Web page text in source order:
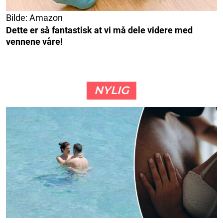
Bilde: Amazon
Dette er så fantastisk at vi må dele videre med
vennene våre!
NYLIG